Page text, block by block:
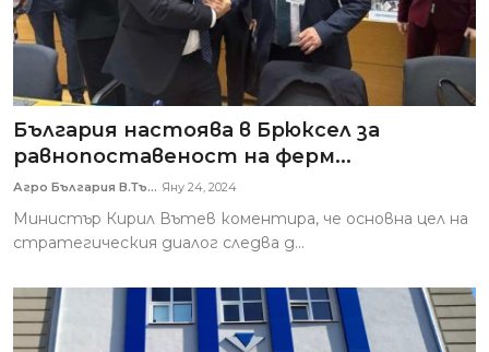
България настоява в Брюксел за
равнопоставеност на ферм...
Агро България В.Тъ... Яну 24, 2024
Министър Кирил Вътев коментира, че основна цел на
стратегическия диалог следва д...